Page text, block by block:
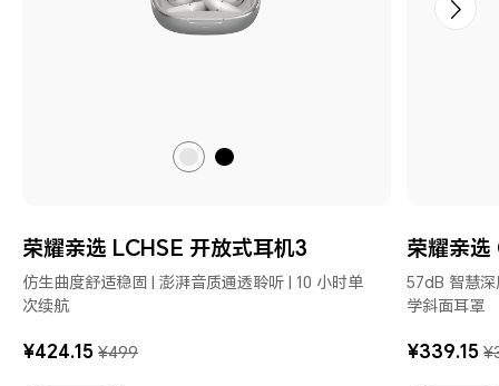
荣
选
LCHSE
荣
选
LCHSE
荣耀亲选 LCHSE 开放式耳机3
仿生曲度舒适稳固 | 澎湃音质通透聆听 | 10 小时单
次续航
¥424.15 ¥499
荣耀亲
57dB 智慧
学斜面耳罩
¥339.15